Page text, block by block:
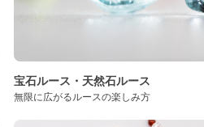
宝石ルース・天然石ルース
無限に広がるルースの楽しみ方